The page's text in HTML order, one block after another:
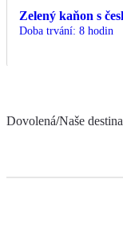
Zelený kaňon s
Doba trvání: 8 hodin
Dovolená/Naše